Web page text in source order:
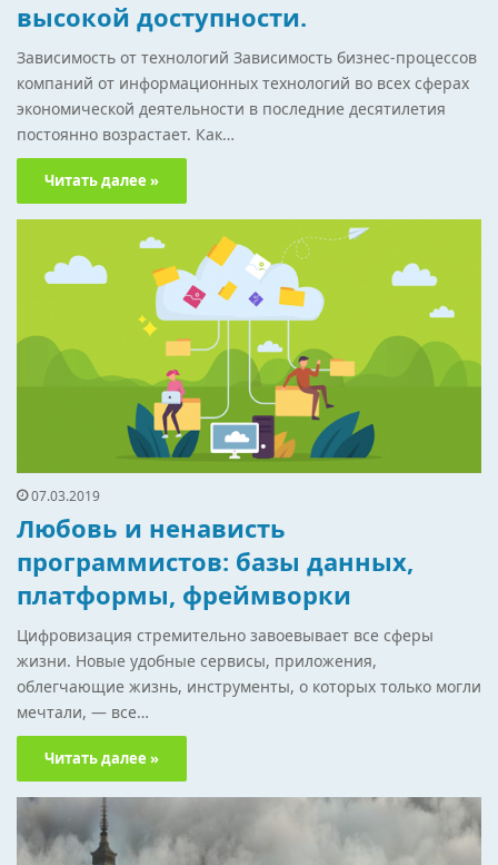
высокой доступности.
Зависимость от технологий Зависимость бизнес-процессов
компаний от информационных технологий во всех сферах
экономической деятельности в последние десятилетия
постоянно возрастает. Как…
Читать далее »
07.03.2019
Любовь и ненависть
программистов: базы данных,
платформы, фреймворки
Цифровизация стремительно завоевывает все сферы
жизни. Новые удобные сервисы, приложения,
облегчающие жизнь, инструменты, о которых только могли
мечтали, — все…
Читать далее »